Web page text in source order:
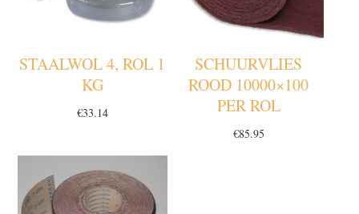
STAALWOL 4, ROL 1
KG
€33.14
SCHUURVLIES
ROOD 10000×100
PER ROL
€85.95